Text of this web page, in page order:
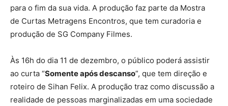
para o fim da sua vida. A produção faz parte da Mostra
de Curtas Metragens Encontros, que tem curadoria e
produção de SG Company Filmes.
Às 16h do dia 11 de dezembro, o público poderá assistir
ao curta “Somente após descanso”, que tem direção e
roteiro de Sihan Felix. A produção traz como discussão a
realidade de pessoas marginalizadas em uma sociedade